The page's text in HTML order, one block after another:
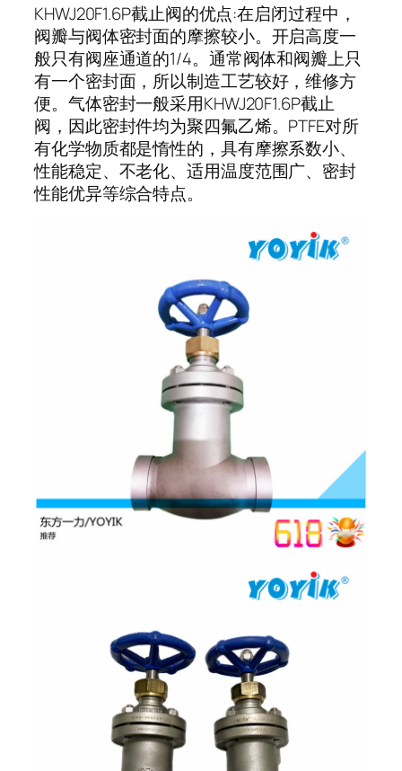
KHWJ20F1.6P截止阀的优点:在启闭过程中，
阀瓣与阀体密封面的摩擦较小。开启高度一
般只有阀座通道的1/4。通常阀体和阀瓣上只
有一个密封面，所以制造工艺较好，维修方
便。气体密封一般采用KHWJ20F1.6P截止
阀，因此密封件均为聚四氟乙烯。PTFE对所
有化学物质都是惰性的，具有摩擦系数小、
性能稳定、不老化、适用温度范围广、密封
性能优异等综合特点。